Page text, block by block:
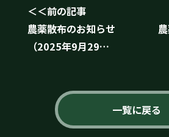
＜＜前の記事
農薬散布のお知らせ
（2025年9月29
一覧に戻る